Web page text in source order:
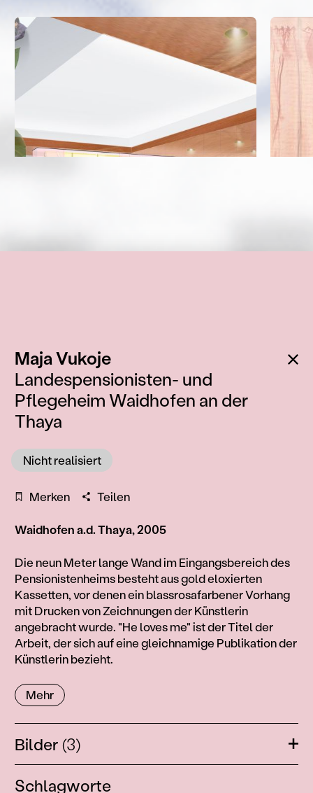
Maja Vukoje:
Landespensionisten- und
Pflegeheim Waidhofen an der
Thaya
Nicht realisiert
Merken Teilen
Waidhofen a.d. Thaya, 2005
Information
Die neun Meter lange Wand im Eingangsbereich des
Pensionistenheims besteht aus gold eloxierten
Kassetten, vor denen ein blassrosafarbener Vorhang
mit Drucken von Zeichnungen der Künstlerin
angebracht wurde. "He loves me" ist der Titel der
Arbeit, der sich auf eine gleichnamige Publikation der
Künstlerin bezieht.
Mehr
Bilder (3)
Schlagworte